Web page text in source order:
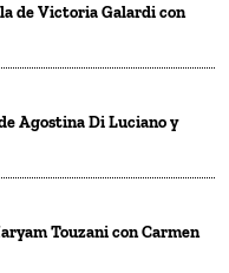
de Victoria Galardi con
Agostina Di Luciano y
Touzani con Carmen